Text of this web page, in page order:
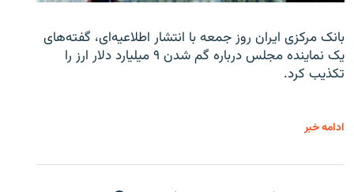
بانک مرکزی ایران روز جمعه با انتشار اطلاعیه‌ای، گفته‌های
یک نماینده مجلس درباره گم شدن ۹ میلیارد دلار ارز را
تکذیب کرد.
ادامه خبر